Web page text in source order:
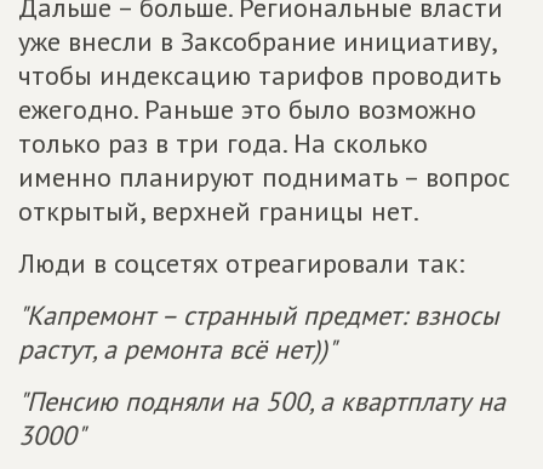
Дальше – больше. Региональные власти
уже внесли в Заксобрание инициативу,
чтобы индексацию тарифов проводить
ежегодно. Раньше это было возможно
только раз в три года. На сколько
именно планируют поднимать – вопрос
открытый, верхней границы нет.
Люди в соцсетях отреагировали так:
"Капремонт – странный предмет: взносы
растут, а ремонта всё нет))"
"Пенсию подняли на 500, а квартплату на
3000"